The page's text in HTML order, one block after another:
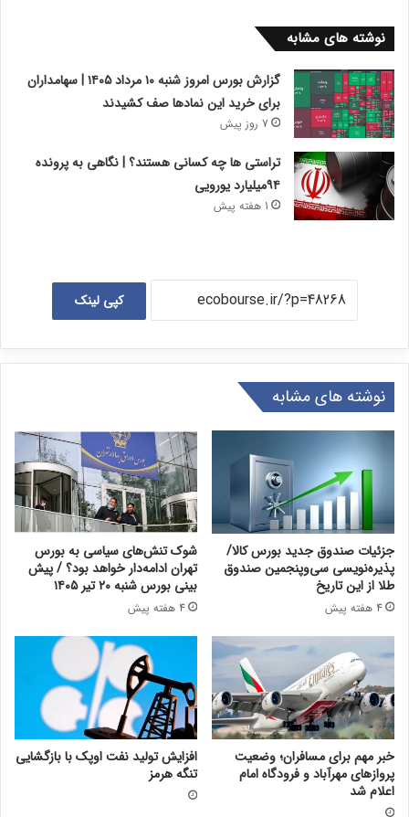
نوشته های مشابه
گزارش بورس امروز شنبه ۱۰ مرداد ۱۴۰۵ | سهامداران
برای خرید این نمادها صف کشیدند
7 روز پیش
تراستی ها چه کسانی هستند؟ | نگاهی به پرونده
۹۴میلیارد یورویی
1 هفته پیش
کپی لینک
نوشته های مشابه
جزئیات صندوق جدید بورس کالا/
پذیره‌نویسی سی‌وپنجمین صندوق
طلا از این تاریخ
4 هفته پیش
شوک تنش‌های سیاسی به بورس
تهران ادامه‌دار خواهد بود؟ / پیش
بینی بورس شنبه ۲۰ تیر ۱۴۰۵
4 هفته پیش
خبر مهم برای مسافران؛ وضعیت
پروازهای مهرآباد و فرودگاه امام
اعلام شد
افزایش تولید نفت اوپک با بازگشایی
تنگه هرمز